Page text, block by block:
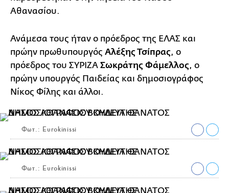
Αθανασίου.
Ανάμεσα τους ήταν ο πρόεδρος της ΕΛΑΣ και
πρώην πρωθυπουργός Αλέξης Τσίπρας, ο
πρόεδρος του ΣΥΡΙΖΑ Σωκράτης Φάμελλος, ο
πρώην υπουργός Παιδείας και δημοσιογράφος
Νίκος Φίλης και άλλοι.
Φωτ.: Eurokinissi
Φωτ.: Eurokinissi